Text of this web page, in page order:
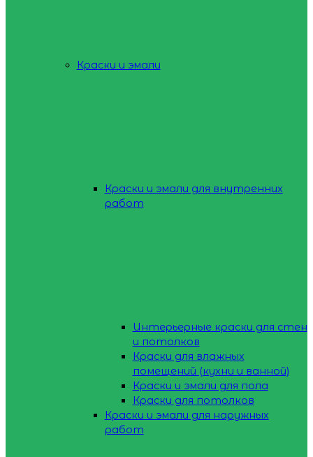
Краски и эмали
Краски и эмали для внутренних
работ
Интерьерные краски для стен
и потолков
Краски для влажных
помещений (кухни и ванной)
Краски и эмали для пола
Краски для потолков
Краски и эмали для наружных
работ